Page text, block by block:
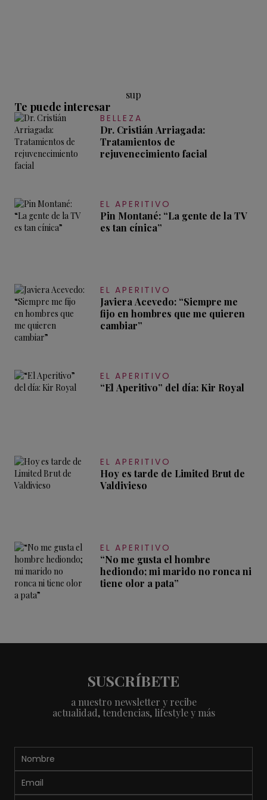
sup
Te puede interesar
BELLEZA
Dr. Cristián Arriagada:
Tratamientos de
rejuvenecimiento facial
EL APERITIVO
Pin Montané: “La gente de la TV
es tan cínica”
EL APERITIVO
Javiera Acevedo: “Siempre me
fijo en hombres que me quieren
cambiar”
EL APERITIVO
“El Aperitivo” del día: Kir Royal
EL APERITIVO
Hoy es tarde de Limited Brut de
Valdivieso
EL APERITIVO
“No me gusta el hombre
hediondo; mi marido no ronca ni
tiene olor a pata”
SUSCRÍBETE
a nuestro newsletter y recibe
actualidad, tendencias, lifestyle y más